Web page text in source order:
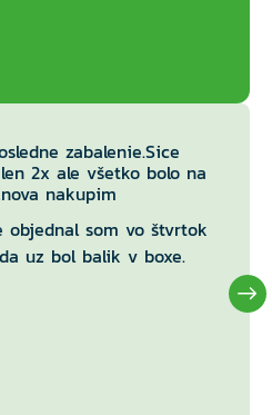
zabalenie.Sice
2x ale všetko bolo na
nakupim
objednal som vo štvrtok
uz bol balik v boxe.